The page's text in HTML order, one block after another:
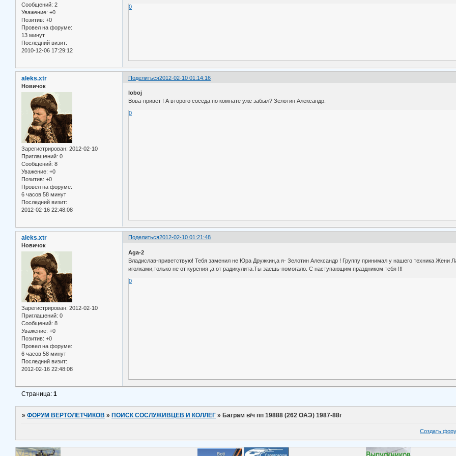
Сообщений: 2
Уважение: +0
Позитив: +0
Провел на форуме:
13 минут
Последний визит:
2010-12-06 17:29:12
0
Поделиться2012-02-10 01:14:16
aleks.xtr
Новичок
Зарегистрирован: 2012-02-10
Приглашений: 0
Сообщений: 8
Уважение: +0
Позитив: +0
Провел на форуме:
6 часов 58 минут
Последний визит:
2012-02-16 22:48:08
loboj
Вова-привет ! А второго соседа по комнате уже забыл? Зелотин Александр.
0
Поделиться2012-02-10 01:21:48
aleks.xtr
Новичок
Зарегистрирован: 2012-02-10
Приглашений: 0
Сообщений: 8
Уважение: +0
Позитив: +0
Провел на форуме:
6 часов 58 минут
Последний визит:
2012-02-16 22:48:08
Aga-2
Владислав-приветствую! Тебя заменил не Юра Дружкин,а я- Зелотин Александр ! Группу принимал у нашего техника Жени
иголками,только не от курения ,а от радикулита.Ты заешь-помогало. С наступающим праздником тебя !!!
0
Страница:1
»ФОРУМ ВЕРТОЛЕТЧИКОВ » ПОИСК СОСЛУЖИВЦЕВ И КОЛЛЕГ » Баграм в/ч пп 19888 (262 ОАЭ) 1987-88г
Создать